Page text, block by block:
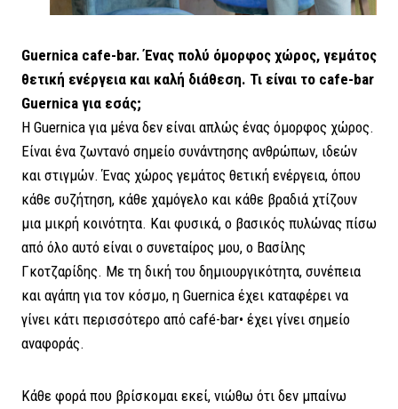
Guernica cafe-bar. Ένας πολύ όμορφος χώρος, γεμάτος
θετική ενέργεια και καλή διάθεση. Τι είναι το cafe-bar
Guernica για εσάς;
Η Guernica για μένα δεν είναι απλώς ένας όμορφος χώρος.
Είναι ένα ζωντανό σημείο συνάντησης ανθρώπων, ιδεών
και στιγμών. Ένας χώρος γεμάτος θετική ενέργεια, όπου
κάθε συζήτηση, κάθε χαμόγελο και κάθε βραδιά χτίζουν
μια μικρή κοινότητα. Και φυσικά, ο βασικός πυλώνας πίσω
από όλο αυτό είναι ο συνεταίρος μου, ο Βασίλης
Γκοτζαρίδης. Με τη δική του δημιουργικότητα, συνέπεια
και αγάπη για τον κόσμο, η Guernica έχει καταφέρει να
γίνει κάτι περισσότερο από café-bar• έχει γίνει σημείο
αναφοράς.
Κάθε φορά που βρίσκομαι εκεί, νιώθω ότι δεν μπαίνω